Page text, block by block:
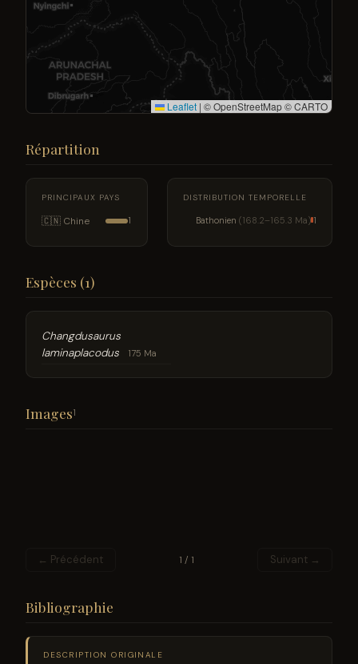
Leaflet | © OpenStreetMap © CARTO
Répartition
PRINCIPAUX PAYS
🇨🇳 Chine 1
DISTRIBUTION TEMPORELLE
Bathonien (168.2–165.3 Ma) 1
Espèces (1)
Changdusaurus
laminaplacodus
175 Ma
Images1
← Précédent 1 / 1 Suivant →
Bibliographie
DESCRIPTION ORIGINALE